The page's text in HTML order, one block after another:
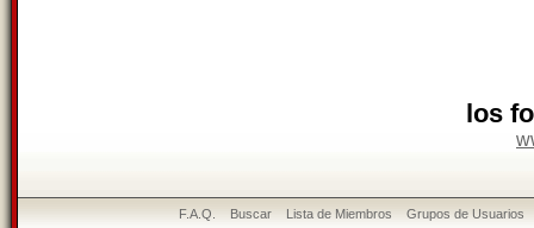
los
F.A.Q. Buscar Lista de Miembros Grupos de Usuarios